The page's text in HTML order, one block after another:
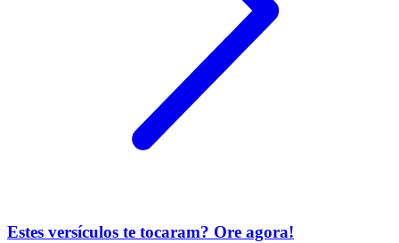
Estes versículos te tocaram? Ore agora!